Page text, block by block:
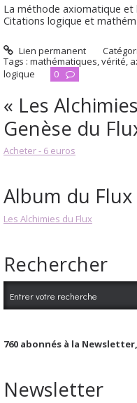
La méthode axiomatique et
Citations logique et
Lien permanent
Tags : mathématiques,vérité,
logique
0
« Les
Genèse du
Acheter - 6 euros
Album du Flux
Les Alchimies du Flux
Rechercher
760 abonnés à la
Newsletter